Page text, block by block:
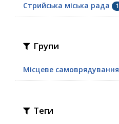
Стрийська міська рада 1
Групи
Місцеве самоврядування
Теги